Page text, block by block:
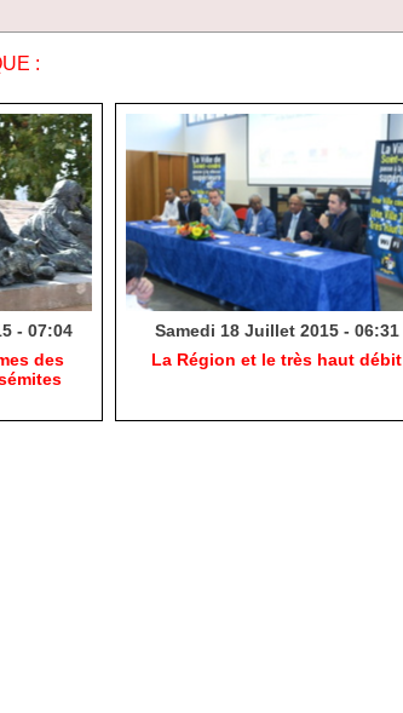
:
- 07:04
des
Samedi 18 Juillet 2015 - 06:31
La Région et le très haut débit